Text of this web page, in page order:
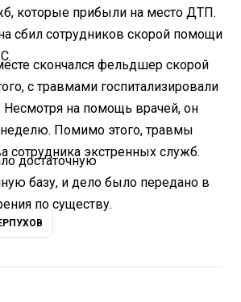
которые прибыли на место ДТП.
сбил сотрудников скорой помощи
скончался фельдшер скорой
с травмами госпитализировали
на помощь врачей, он
неделю. Помимо этого, травмы
сотрудника экстренных служб.
достаточную
базу, и дело было передано в
по существу.